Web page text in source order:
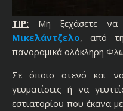
TIP: Μη ξεχάσετε να
Μικελάντζελο, από
πανοραμικά ολόκληρη
Σε όποιο στενό και
γευματίσεις ή να
εστιατορίου που έκανα